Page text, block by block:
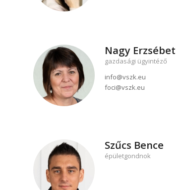
Nagy Erzsébet
gazdasági ügyintéző
info@vszk.eu
foci@vszk.eu
Szűcs Bence
épületgondnok